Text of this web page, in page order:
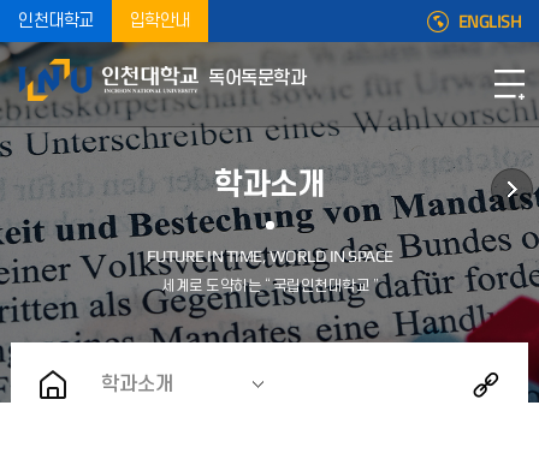
인천대학교 입학안내 ENGLISH
독어독문학과
학과소개
학과소개